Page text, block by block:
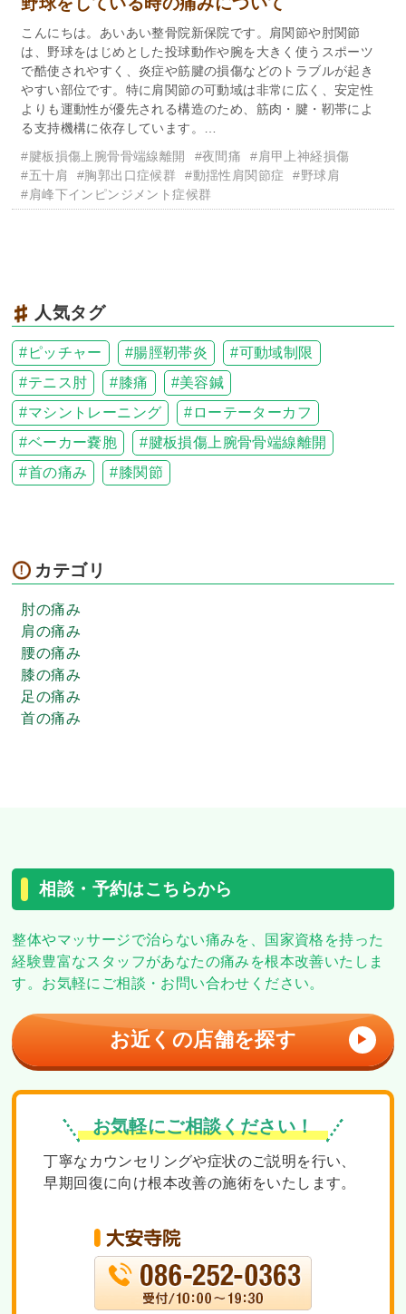
こんにちは。あいあい整骨院新保院です。肩関節や肘関節
は、野球をはじめとした投球動作や腕を大きく使うスポーツ
で酷使されやすく、炎症や筋腱の損傷などのトラブルが起き
やすい部位です。特に肩関節の可動域は非常に広く、安定性
よりも運動性が優先される構造のため、筋肉・腱・靭帯によ
る支持機構に依存しています。…
#腱板損傷上腕骨骨端線離開
#夜間痛
#肩甲上神経損傷
#五十肩
#胸郭出口症候群 #動揺性肩関節症
#野球肩
#肩峰下インピンジメント症候群
人気タグ
ピッチャー 腸脛靭帯炎
可動域制限
テニス肘
膝痛
美容鍼
マシントレーニング
ローテーターカフ
ベーカー嚢胞
腱板損傷上腕骨骨端線離開
首の痛み
膝関節
カテゴリ
肘の痛み
肩の痛み
腰の痛み
膝の痛み
足の痛み
首の痛み
相談・予約はこちらから
整体やマッサージで治らない痛みを、
国家資格を持った
経験豊富なスタッフがあなたの痛みを根本改善いたしま
す。 お気軽にご相談・お問い合わせください。
お近くの店舗を探す ▶
お気軽にご相談ください！
丁寧なカウンセリングや症状のご説明を行い、
早期回復に向け根本改善の施術をいたします。